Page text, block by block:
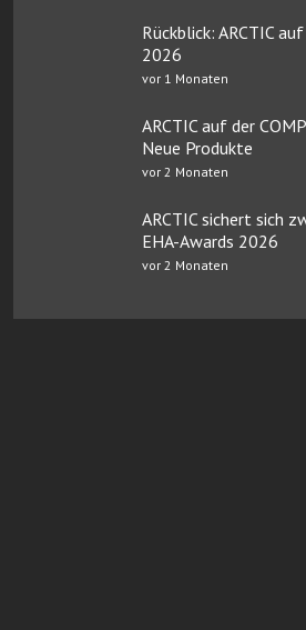
Rückblick: ARCTIC
2026
vor 1 Monaten
ARCTIC auf der
Neue Produkte
vor 2 Monaten
ARCTIC sichert sich
EHA-Awards 2026
vor 2 Monaten